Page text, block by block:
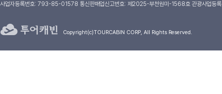
사업자등록번호: 793-85-01578 통신판매업신고번호: 제2025-부천원미-1568호 관광사업등
Copyright(c)TOURCABIN CORP, All Rights Reserved.